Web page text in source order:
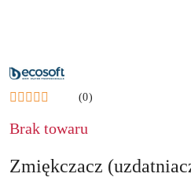
NAZWA
PRODUCENTA:
ECOSOFT
(0)
Brak towaru
Zmiękczacz